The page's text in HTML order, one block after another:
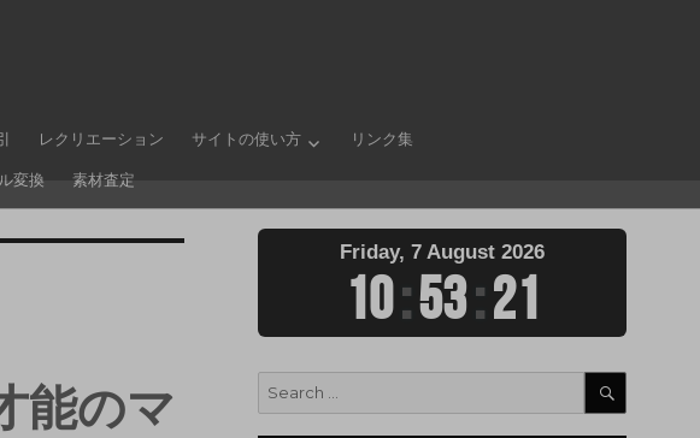
レクリエーション サイトの使い方 リンク集
変換 素材査定
能のマ
Friday, 7 August 2026
10:53:23